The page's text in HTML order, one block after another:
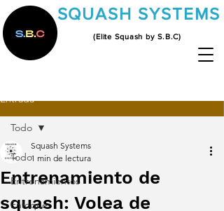
SQUASH SYSTEMS
(Elite Squash by S.B.C)
Entrada
Todo
Entrenamientos
Enfoque
Todo
Entrenamiento de
squash: Volea de
Squash Systems
1 min de lectura